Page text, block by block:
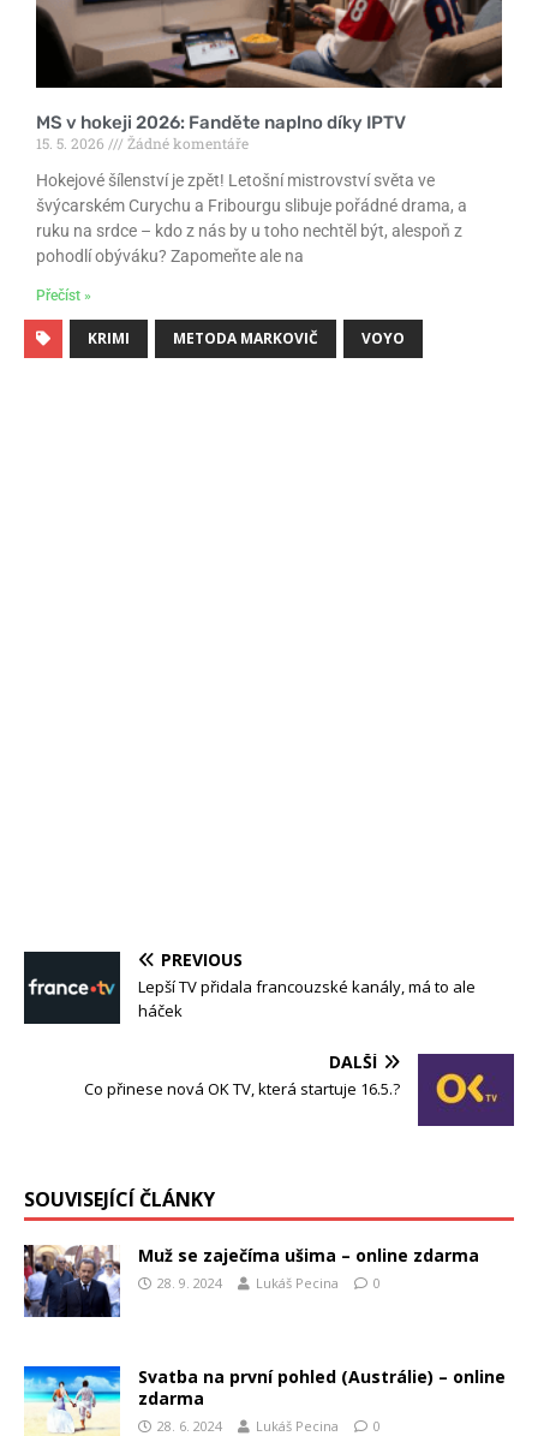
MS v hokeji 2026: Fanděte naplno díky IPTV
15. 5. 2026
Žádné komentáře
Hokejové šílenství je zpět! Letošní mistrovství světa ve
švýcarském Curychu a Fribourgu slibuje pořádné drama, a
ruku na srdce – kdo z nás by u toho nechtěl být, alespoň z
pohodlí obýváku? Zapomeňte ale na
Přečíst »
KRIMI METODA MARKOVIČ VOYO
PREVIOUS
Lepší TV přidala francouzské kanály, má to ale
háček
DALŠÍ
Co přinese nová OK TV, která startuje 16.5.?
SOUVISEJÍCÍ ČLÁNKY
Muž se zaječíma ušima – online zdarma
28. 9. 2024 Lukáš Pecina 0
Svatba na první pohled (Austrálie) – online
zdarma
28. 6. 2024 Lukáš Pecina 0